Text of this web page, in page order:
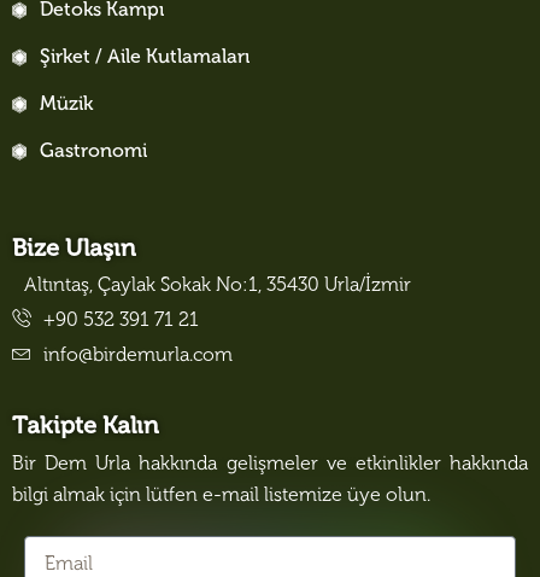
Detoks Kampı
Şirket / Aile Kutlamaları
Müzik
Gastronomi
Bize Ulaşın
Altıntaş, Çaylak Sokak No:1, 35430 Urla/İzmir
+90 532 391 71 21
info@birdemurla.com
Takipte Kalın
Bir Dem Urla hakkında gelişmeler ve etkinlikler hakkında
bilgi almak için lütfen e-mail listemize üye olun.